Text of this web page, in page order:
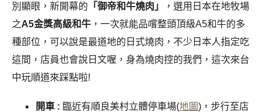
別顯眼，新開幕的 「御帝和牛燒肉」
，選用日本在地牧場
之A5金獎高級和牛 ，一次就能品嚐整頭頂級A5和牛的多
種部位，可以說是最道地的日式燒肉，不少日本人指定吃
這間，店員也會說日文喔，身為燒肉控的我們，這次來台
中玩順道來踩點啦!
開車 : 臨近有順良美村立體停車場(地圖)，步行至店